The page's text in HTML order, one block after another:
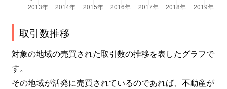
取引数推移
対象の地域の売買された取引数の推移を表したグラフで
す。
その地域が活発に売買されているのであれば、不動産が